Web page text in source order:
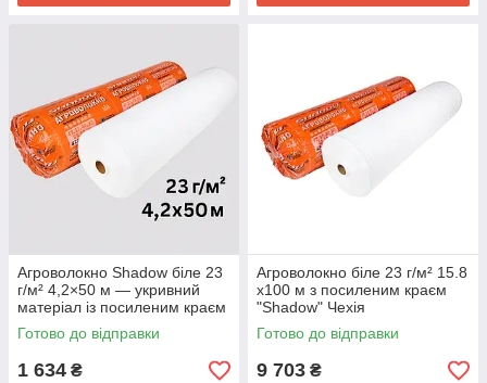
Агроволокно Shadow біле 23
г/м² 4,2×50 м — укривний
матеріал із посиленим краєм
для парників і теплиць
Готово до відправки
1 634 ₴
Агроволокно біле 23 г/м² 15.8
х100 м з посиленим краєм
"Shadow" Чехія
Готово до відправки
9 703 ₴